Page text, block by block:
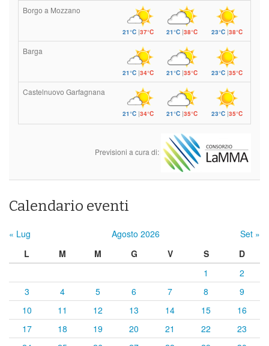
Borgo a Mozzano
21°C|37°C 21°C|38°C 23°C |38°C
Barga
21°C|34°C 21°C|35°C 23°C |35°C
Castelnuovo Garfagnana
21°C|34°C 21°C|35°C 23°C |35°C
Previsioni a cura di:
Calendario eventi
« Lug Agosto 2026
Set »
L
M M G V S
D
1
2
3
4 5 6 7 8
9
10
11 12 13 14 15
16
17
18 19 20 21 22
23